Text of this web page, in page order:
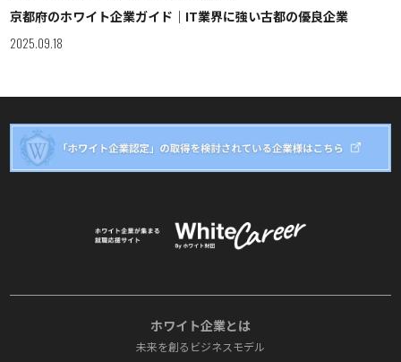
京都府のホワイト企業ガイド｜IT業界に強い古都の優良企業
2025.09.18
ホワイト企業とは
未来を創るビジネスモデル